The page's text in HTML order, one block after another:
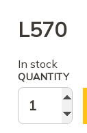
L570
In stock
QUANTITY